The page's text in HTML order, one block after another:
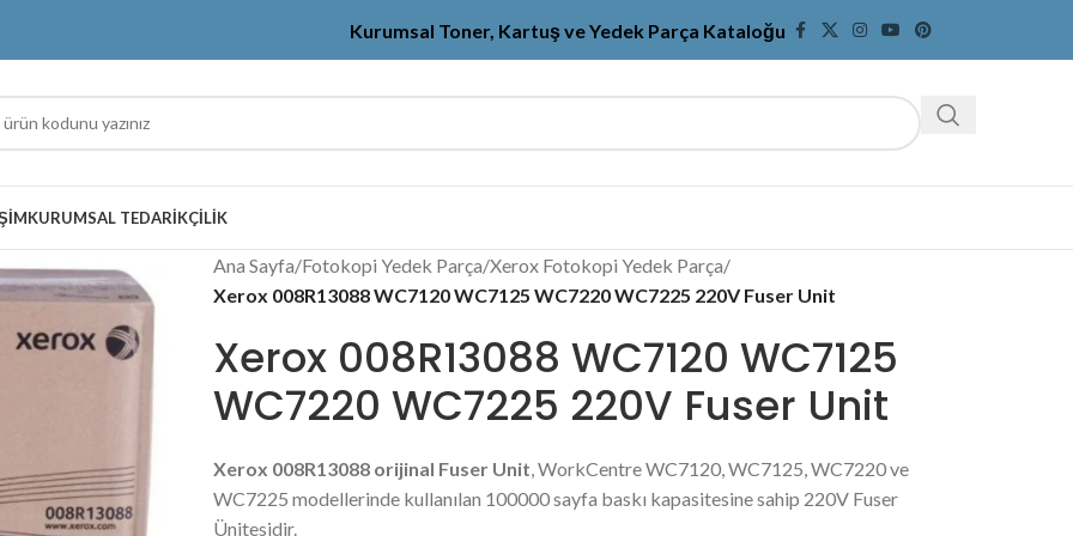
Kurumsal Toner, Kartuş ve Yedek Parça Kataloğu
KURUMSAL TEDARIKÇILIK
Ana Sayfa/Fotokopi Yedek Parça/Xerox Fotokopi Yedek Parça/
Xerox 008R13088 WC7120 WC7125 WC7220 WC7225 220V Fuser Unit
Xerox 008R13088 WC7120 WC7125
WC7220 WC7225 220V Fuser Unit
Xerox 008R13088 orijinal Fuser Unit, WorkCentre WC7120, WC7125, WC7220 ve
WC7225 modellerinde kullanılan 100000 sayfa baskı kapasitesine sahip 220V Fuser
Ünitesidir.